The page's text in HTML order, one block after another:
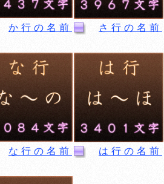
か行の名前 さ行の名前
な行の名前 は行の名前